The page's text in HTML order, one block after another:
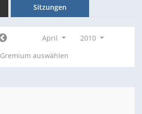
Sitzungen
April
2010
Gremium auswählen